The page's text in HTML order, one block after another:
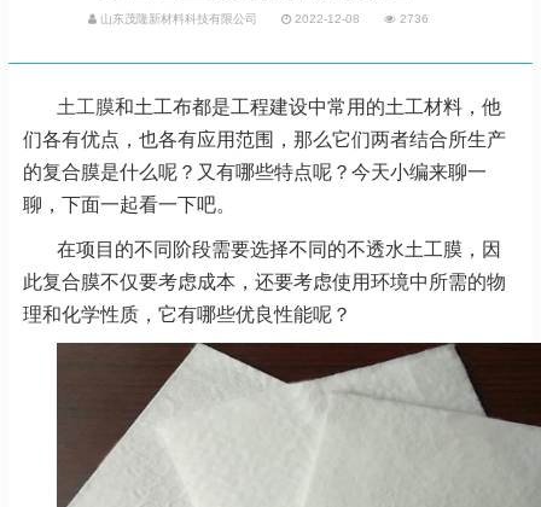
山东茂隆新材料科技有限公司 2022-12-08 2736
土工膜和土工布都是工程建设中常用的土工材料，他
们各有优点，也各有应用范围，那么它们两者结合所生产
的复合膜是什么呢？又有哪些特点呢？今天小编来聊一
聊，下面一起看一下吧。
在项目的不同阶段需要选择不同的不透水土工膜，因
此复合膜不仅要考虑成本，还要考虑使用环境中所需的物
理和化学性质，它有哪些优良性能呢？